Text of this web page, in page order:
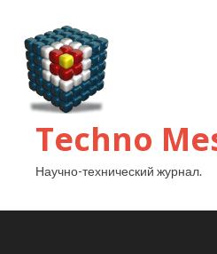
Techno
Научно-технический журнал.